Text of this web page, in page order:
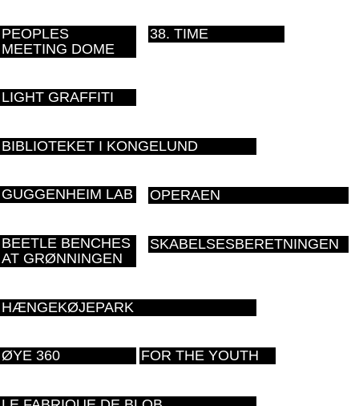
PEOPLES
MEETING DOME
38. TIME
LIGHT GRAFFITI
BIBLIOTEKET I KONGELUND
GUGGENHEIM LAB OPERAEN
BEETLE BENCHES
AT GRØNNINGEN
SKABELSESBERETNINGEN
HÆNGEKØJEPARK
ØYE 360 FOR THE YOUTH